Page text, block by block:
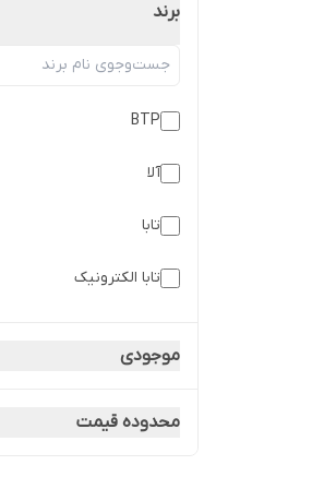
برند
BTP
آلا
تابا
تابا الکترونیک
موجودی
محدوده قیمت